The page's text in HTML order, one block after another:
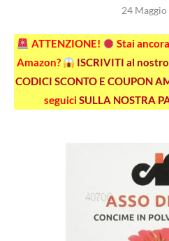
24
ATTENZIONE!
Stai
Amazon?
ISCRIVITI al
CODICI SCONTO E COUPON
seguiciSULLA NOSTRA